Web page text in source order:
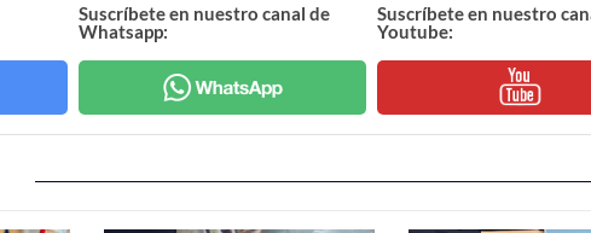
Suscríbete en nuestro canal de
Whatsapp:
Suscríbete en nuestro
Youtube: